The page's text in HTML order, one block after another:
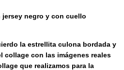
negro y con cuello
la estrellita culona bordada y
collage con las imágenes reales
que realizamos para la